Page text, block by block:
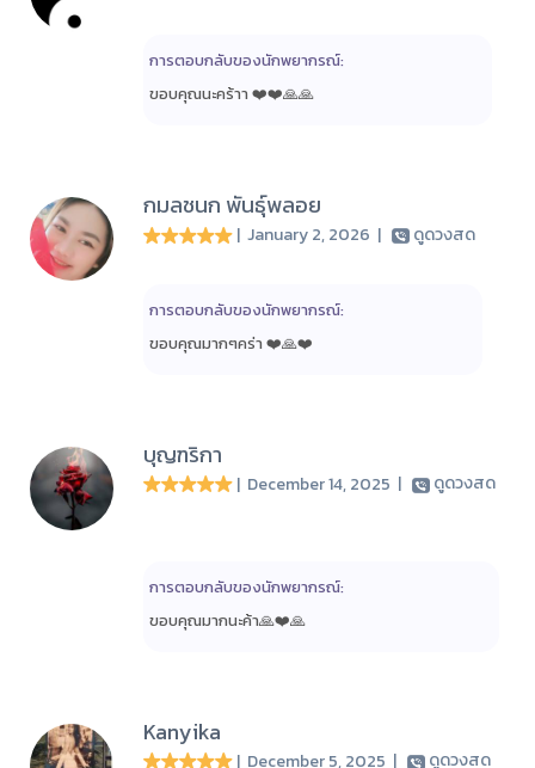
การตอบกลับของนักพยากรณ์:
ขอบคุณนะคร้าา ❤️❤️🙏🙏
กมลชนก พันธุ์พลอย
| January 2, 2026 | ดูดวงสด
การตอบกลับของนักพยากรณ์:
ขอบคุณมากๆคร่า ❤️🙏❤️
บุญฑริกา
| December 14, 2025 | ดูดวงสด
การตอบกลับของนักพยากรณ์:
ขอบคุณมากนะค้า🙏❤️🙏
Kanyika
| December 5, 2025 | ดูดวงสด